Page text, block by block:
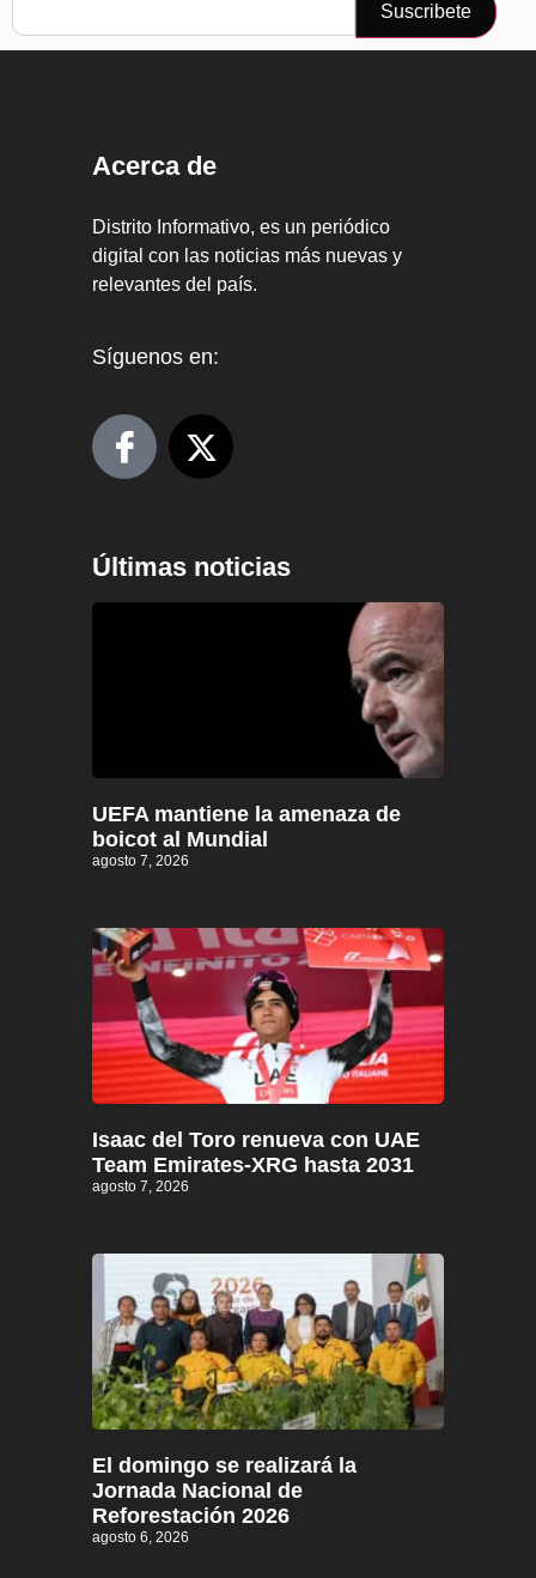
Suscribete
Acerca de
Distrito Informativo, es un periódico
digital con las noticias más nuevas y
relevantes del país.
Síguenos en:
Últimas noticias
UEFA mantiene la amenaza de
boicot al Mundial
agosto 7, 2026
Isaac del Toro renueva con UAE
Team Emirates-XRG hasta 2031
agosto 7, 2026
El domingo se realizará la
Jornada Nacional de
Reforestación 2026
agosto 6, 2026